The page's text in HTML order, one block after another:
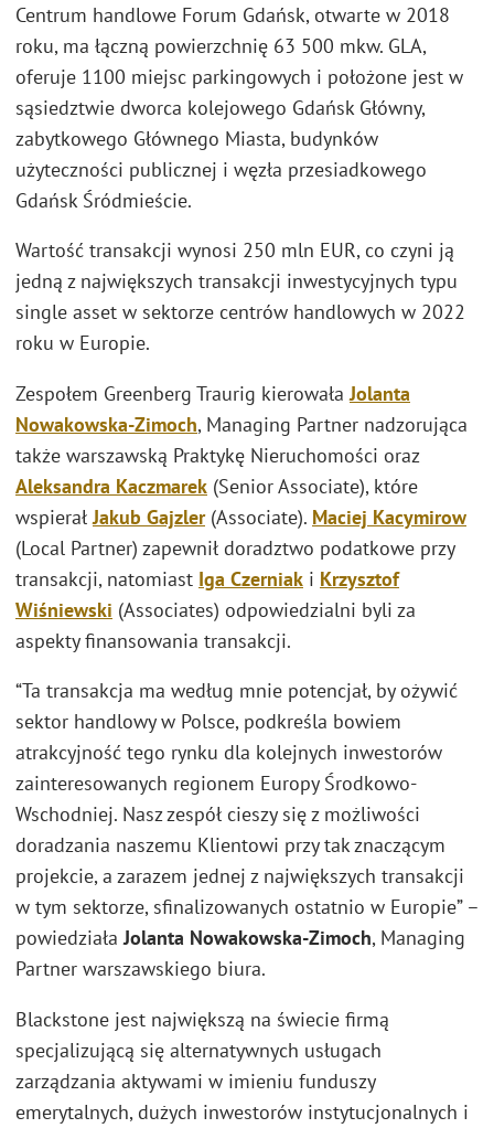
Centrum handlowe Forum Gdańsk, otwarte w 2018
roku, ma łączną powierzchnię 63 500 mkw. GLA,
oferuje 1100 miejsc parkingowych i położone jest w
sąsiedztwie dworca kolejowego Gdańsk Główny,
zabytkowego Głównego Miasta, budynków
użyteczności publicznej i węzła przesiadkowego
Gdańsk Śródmieście.
Wartość transakcji wynosi 250 mln EUR, co czyni ją
jedną z największych transakcji inwestycyjnych typu
single asset w sektorze centrów handlowych w 2022
roku w Europie.
Zespołem Greenberg Traurig kierowałaJolanta
Nowakowska-Zimoch, Managing Partner nadzorująca
także warszawską Praktykę Nieruchomości oraz
Aleksandra Kaczmarek (Senior Associate), które
wspierałJakub Gajzler(Associate). Maciej Kacymirow
(Local Partner) zapewnił doradztwo podatkowe przy
transakcji, natomiast Iga Czerniak i Krzysztof
Wiśniewski (Associates) odpowiedzialni byli za
aspekty finansowania transakcji.
“Ta transakcja ma według mnie potencjał, by ożywić
sektor handlowy w Polsce, podkreśla bowiem
atrakcyjność tego rynku dla kolejnych inwestorów
zainteresowanych regionem Europy Środkowo-
Wschodniej. Nasz zespół cieszy się z możliwości
doradzania naszemu Klientowi przy tak znaczącym
projekcie, a zarazem jednej z największych transakcji
w tym sektorze, sfinalizowanych ostatnio w Europie” –
powiedziałaJolanta Nowakowska-Zimoch, Managing
Partner warszawskiego biura.
Blackstone jest największą na świecie firmą
specjalizującą się alternatywnych usługach
zarządzania aktywami w imieniu funduszy
emerytalnych, dużych inwestorów instytucjonalnych i